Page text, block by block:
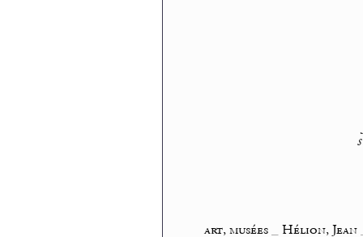
art, musées_ Hélion, Jean